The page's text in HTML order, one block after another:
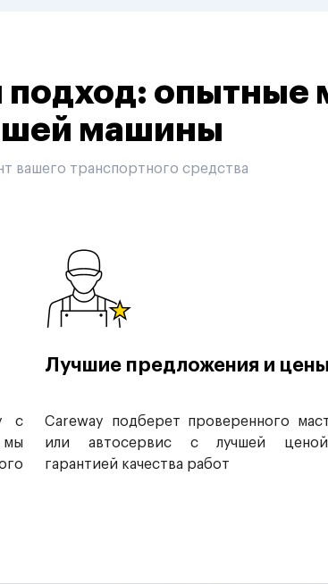
опытные
машины
вашего транспортного средства
с
мы
Лучшие предложения и цены
Careway подберет проверенного
или автосервис с лучшей
гарантией качества работ